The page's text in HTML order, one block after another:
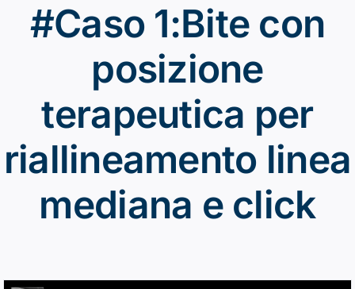
#Caso 1:Bite con
posizione
terapeutica per
riallineamento linea
mediana e click